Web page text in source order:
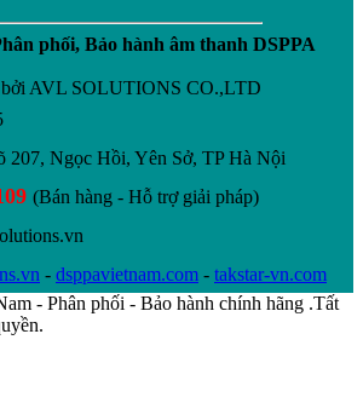
phối, Bảo hành âm thanh DSPPA
bởi AVL SOLUTIONS CO.,LTD
207, Ngọc Hồi, Yên Sở, TP Hà Nội
(Bán hàng - Hỗ trợ giải pháp)
- dsppavietnam.com - takstar-vn.com
- Phân phối - Bảo hành chính hãng .Tất